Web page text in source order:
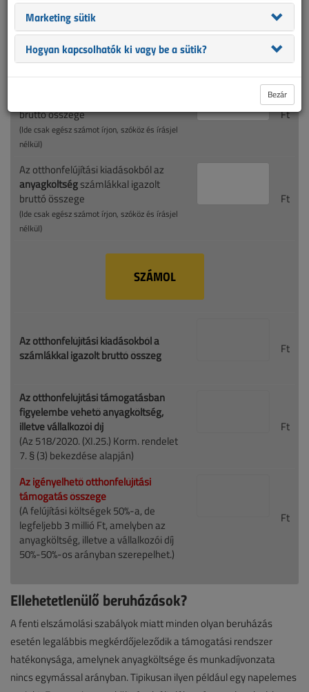
allamkincstar.gov.hu kopár excel-táblázatát. A
és
azanyagköltség-rubrikák kitöltése után a program automatikusan
kiszámítja a felvehető támogatás összegét.
bruttó összege
(Ide csak egész számot írjon, szóköz és írásjel
nélkül)
Ft
Az otthonfelújítási kiadásokból az
anyagköltségszámlákkal igazolt
bruttó összege
(Ide csak egész számot írjon, szóköz és írásjel
nélkül)
Ft
SZÁMOL
Az otthonfelújítási kiadásokból a
számlákkal igazolt bruttó összeg
Ft
Az otthonfelújítási támogatásban
figyelembe vehető anyagköltség,
illetve vállalkozói díj
(Az 518/2020. (XI.25.) Korm. rendelet
7. § (3) bekezdése alapján)
Ft
Az igényelhető otthonfelújítási
támogatás összege
(A felújítási költségek 50%-a, de
legfeljebb 3 millió Ft, amelyben az
anyagköltség, illetve a vállalkozói díj
50%-50%-os arányban szerepelhet.)
Ft
Ellehetetlenülő beruházások?
A fenti elszámolási szabályok miatt minden olyan beruházás
esetén legalábbis megkérdőjeleződik a támogatási rendszer
hatékonysága, amelynek anyagköltsége és munkadíjvonzata
nincs egymással arányban. Tipikusan ilyen például egy napelemes
Marketing sütik
Hogyan kapcsolhatók ki vagy be a sütik?
Bezár